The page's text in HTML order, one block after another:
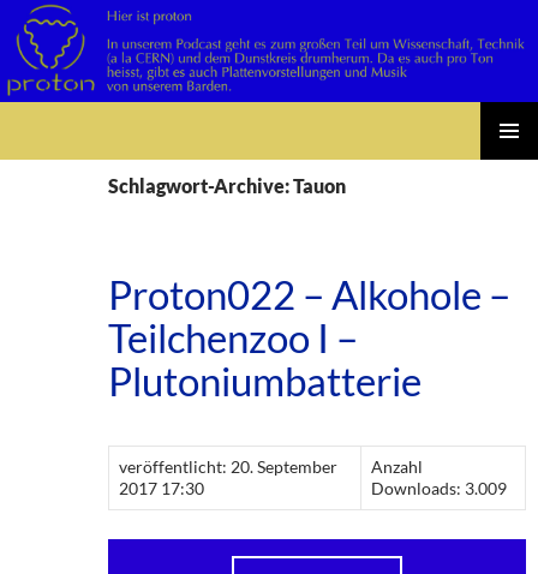
Schlagwort-Archive: Tauon
Proton022 – Alkohole –
Teilchenzoo I –
Plutoniumbatterie
veröffentlicht: 20. September
2017 17:30
Anzahl
Downloads: 3.009